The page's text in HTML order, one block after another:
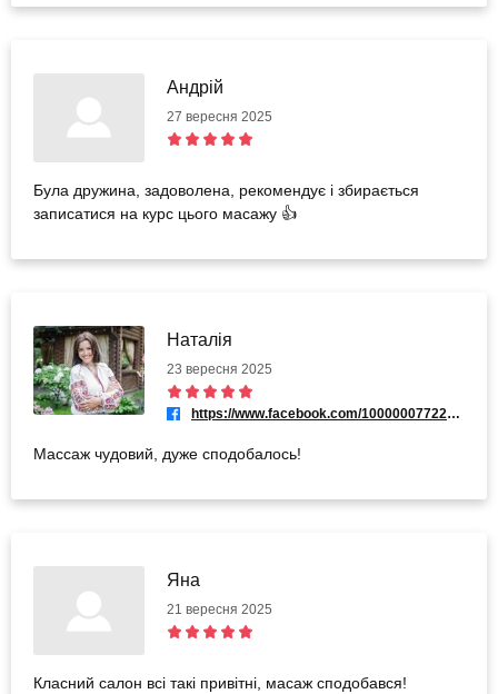
Андрій
27 вересня 2025
Була дружина, задоволена, рекомендує і збирається
записатися на курс цього масажу 👍
Наталія
23 вересня 2025
https://www.facebook.com/100000077221967
Массаж чудовий, дуже сподобалось!
Яна
21 вересня 2025
Класний салон всі такі привітні, масаж сподобався!